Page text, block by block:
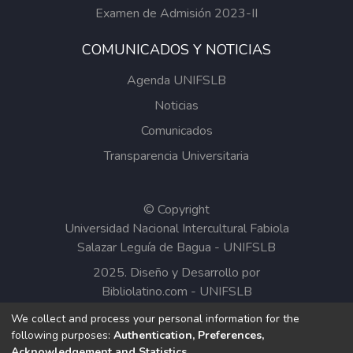
Examen de Admisión 2023-II
COMUNICADOS Y NOTICIAS
Agenda UNIFSLB
Noticias
Comunicados
Transparencia Universitaria
© Copyright
Universidad Nacional Intercultural Fabiola
Salazar Leguía de Bagua - UNIFSLB
2025. Diseño y Desarrollo por
Bibliolatino.com - UNIFSLB
Todos los contenidos del Repositorio
Institucional de la UNIFSLB están bajo la
We collect and process your personal information for the
following purposes: Authentication, Preferences,